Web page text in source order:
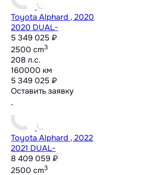
Toyota Alphard , 2020
2020 DUAL-
5 349 025 ₽
2500 cm3
208 л.с.
160000 км
5 349 025 ₽
Оставить заявку
Toyota Alphard , 2022
2021 DUAL-
8 409 059 ₽
2500 cm3